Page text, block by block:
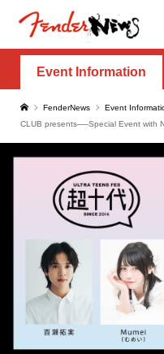
Event Information
FenderNews Event
CLUB presents──Special Event with